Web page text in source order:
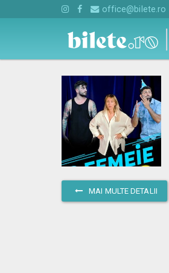
office@bilete.ro
MAI MULTE DETALII